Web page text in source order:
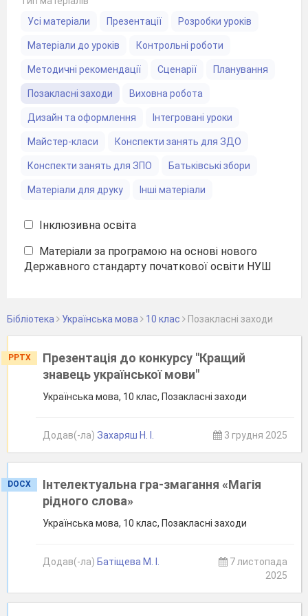
Усі матеріали
Презентації Розробки уроків
Матеріали до уроків Контрольні роботи
Методичні рекомендації Сценарії Планування
Позакласні заходи Виховна робота
Дизайн та оформлення Інтегровані уроки
Майстер-класи Конспекти занять для ЗДО
Конспекти занять для ЗПО Батьківські збори
Матеріали для друку Інші матеріали
Інклюзивна освіта
Матеріали за програмою на основі нового
Державного стандарту початкової освіти НУШ
Бібліотека Українська мова 10 клас Позакласні заходи
PPTX
Презентація до конкурсу "Кращий
знавець української мови"
Українська мова, 10 клас, Позакласні заходи
Додав(-ла) Захаряш Н. І. 3 грудня 2025
DOCX
Інтелектуальна гра-змагання «Магія
рідного слова»
Українська мова, 10 клас, Позакласні заходи
Додав(-ла) Батіщева М. І.
7 листопада
2025